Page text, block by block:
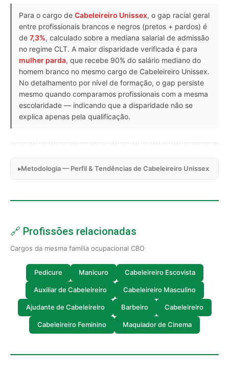
Para o cargo de Cabeleireiro Unissex, o gap racial geral
entre profissionais brancos e negros (pretos + pardos) é
de 7,3%, calculado sobre a mediana salarial de admissão
no regime CLT. A maior disparidade verificada é para
mulher parda, que recebe 90% do salário mediano do
homem branco no mesmo cargo de Cabeleireiro Unissex.
No detalhamento por nível de formação, o gap persiste
mesmo quando comparamos profissionais com a mesma
escolaridade — indicando que a disparidade não se
explica apenas pela qualificação.
Metodologia — Perfil & Tendências de Cabeleireiro Unissex
🔗 Profissões relacionadas
Cargos da mesma família ocupacional CBO
Pedicure Manicuro Cabeleireiro Escovista
Auxiliar de Cabeleireiro Cabeleireiro Masculino
Ajudante de Cabeleireiro Barbeiro Cabeleireiro
Cabeleireiro Feminino Maquiador de Cinema